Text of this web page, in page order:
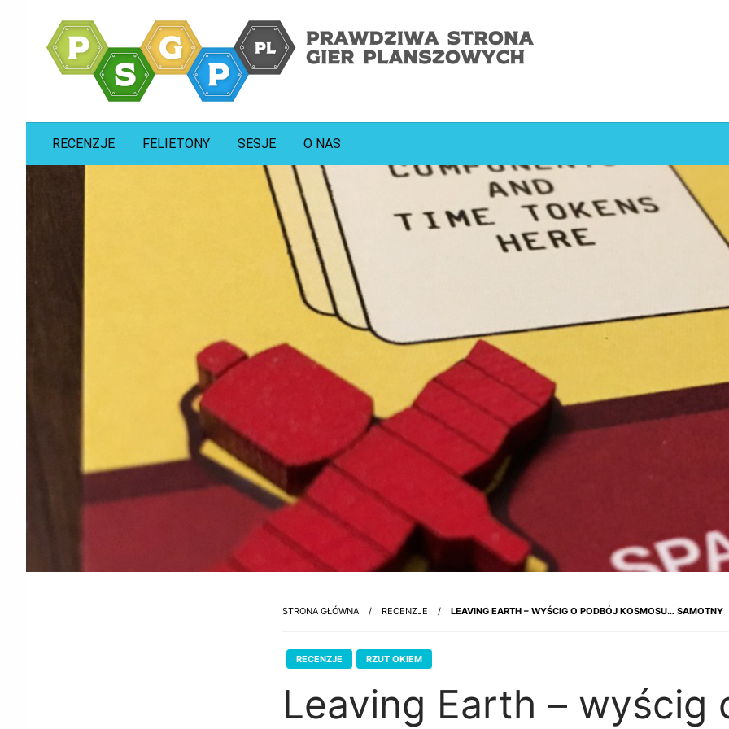
psgp.pl
RECENZJE FELIETONY SESJE O NAS
STRONA GŁÓWNA RECENZJE LEAVING EARTH – WYŚCIG O PODBÓJ KOSMOSU… SAMOTNY
RECENZJE RZUT OKIEM
Leaving Earth – wyścig